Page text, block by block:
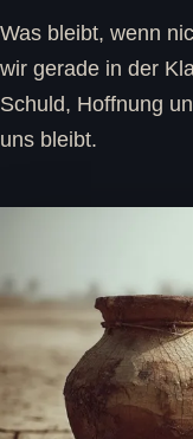
Was bleibt, wenn
wir gerade in der
Schuld, Hoffnung
uns bleibt.